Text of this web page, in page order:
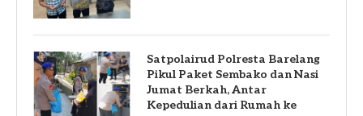
Satpolairud Polresta Barelang
Pikul Paket Sembako dan Nasi
Jumat Berkah, Antar
Kepedulian dari Rumah ke